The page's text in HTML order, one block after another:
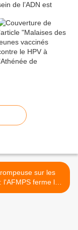
sur les
l'AFMPS ferme les
yeux >